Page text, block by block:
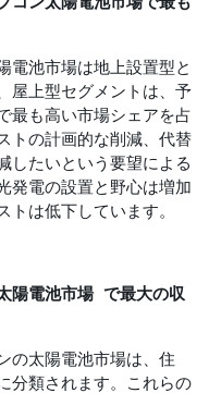
電池市場は地上設置型と
屋上型セグメントは、予
最も高い市場シェアを占
トの計画的な削減、代替
したいという要望による
発電の設置と野心は増加
は低下しています。
陽電池市場 で最大の収
の太陽電池市場は、住
分類されます。これらの